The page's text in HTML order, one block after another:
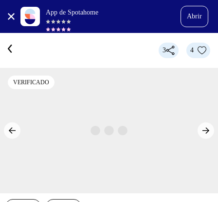
App de Spotahome
Abrir
3 4
VERIFICADO